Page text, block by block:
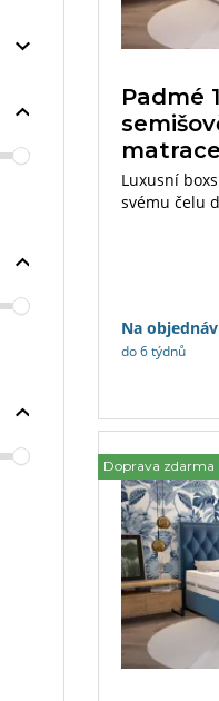
Padmé
matrace
Luxusní
svému čelu
Na
do 6 týdnů
Doprava zdarma